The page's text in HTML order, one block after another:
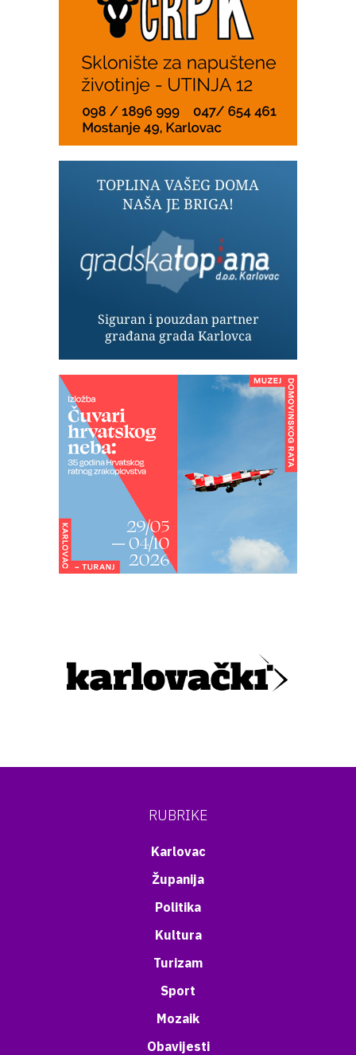
RUBRIKE
Karlovac
Županija
Politika
Kultura
Turizam
Sport
Mozaik
Obavijesti